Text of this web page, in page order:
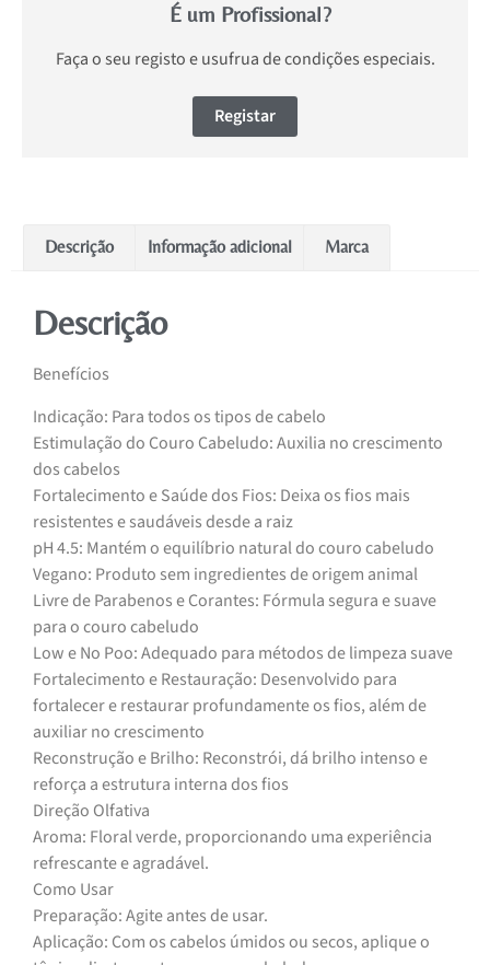
É um Profissional?
Faça o seu registo e usufrua de condições especiais.
Registar
Descrição Informação adicional Marca
Descrição
Benefícios
Indicação: Para todos os tipos de cabelo
Estimulação do Couro Cabeludo: Auxilia no crescimento
dos cabelos
Fortalecimento e Saúde dos Fios: Deixa os fios mais
resistentes e saudáveis desde a raiz
pH 4.5: Mantém o equilíbrio natural do couro cabeludo
Vegano: Produto sem ingredientes de origem animal
Livre de Parabenos e Corantes: Fórmula segura e suave
para o couro cabeludo
Low e No Poo: Adequado para métodos de limpeza suave
Fortalecimento e Restauração: Desenvolvido para
fortalecer e restaurar profundamente os fios, além de
auxiliar no crescimento
Reconstrução e Brilho: Reconstrói, dá brilho intenso e
reforça a estrutura interna dos fios
Direção Olfativa
Aroma: Floral verde, proporcionando uma experiência
refrescante e agradável.
Como Usar
Preparação: Agite antes de usar.
Aplicação: Com os cabelos úmidos ou secos, aplique o